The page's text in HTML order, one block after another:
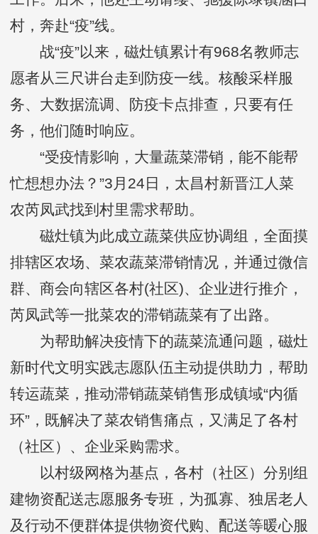
村，奔赴“疫”线。
战“疫”以来，磁灶镇累计有968名教师志
愿者从三尺讲台走到防疫一线。核酸采样服
务、大数据流调、防疫卡点排查，只要有任
务，他们随时响应。
“受疫情影响，大量蔬菜滞销，能不能帮
忙想想办法？”3月24日，太昌村新晋江人菜
农芮凤武找到村里需求帮助。
磁灶镇为此成立蔬菜供应协调组，全面摸
排辖区农场、菜农蔬菜滞销情况，并通过微信
群、商会向辖区各村(社区)、企业进行推介，
芮凤武等一批菜农的滞销蔬菜有了出路。
为帮助解决疫情下的蔬菜流通问题，磁灶
新时代文明实践志愿队伍主动提供助力，帮助
转运蔬菜，推动滞销蔬菜销售形成镇域“内循
环”，既解决了菜农销售痛点，又满足了各村
（社区）、企业采购需求。
以村级网格为基点，各村（社区）分别组
建物资配送志愿服务专班，为孤寡、独居老人
及行动不便群体提供物资代购、配送等暖心服